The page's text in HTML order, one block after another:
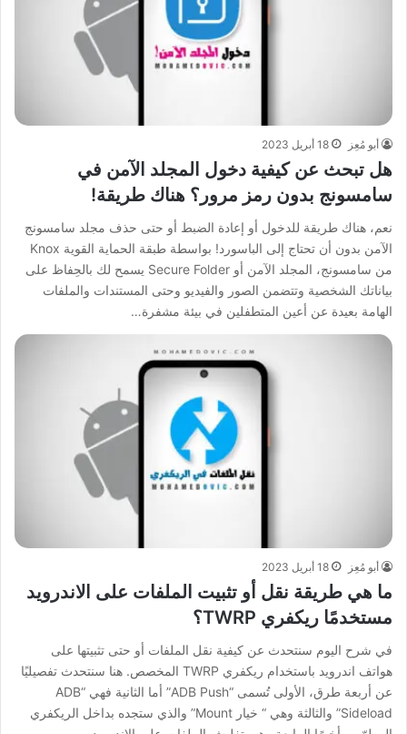
أبو مُعِز 18 أبريل 2023
هل تبحث عن كيفية دخول المجلد الآمن في
سامسونج بدون رمز مرور؟ هناك طريقة!
نعم، هناك طريقة للدخول أو إعادة الضبط أو حتى حذف مجلد سامسونج
الآمن بدون أن تحتاج إلى الباسورد! بواسطة طبقة الحماية القوية Knox
من سامسونج، المجلد الآمن أو Secure Folder يسمح لك بالحِفاظ على
بياناتك الشخصية وتتضمن الصور والفيديو وحتى المستندات والملفات
الهامة بعيدة عن أعين المتطفلين في بيئة مشفرة…
أبو مُعِز 18 أبريل 2023
ما هي طريقة نقل أو تثبيت الملفات على الاندرويد
مستخدمًا ريكفري TWRP؟
في شرح اليوم سنتحدث عن كيفية نقل الملفات أو حتى تثبيتها على
هواتف اندرويد باستخدام ريكفري TWRP المخصص. هنا سنتحدث تفصيليًا
عن أربعة طرق، الأولى تُسمى “ADB Push” أما الثانية فهي “ADB
Sideload” والثالثة وهي “ خيار Mount” والذي ستجده بداخل الريكفري